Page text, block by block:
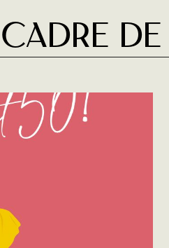
de